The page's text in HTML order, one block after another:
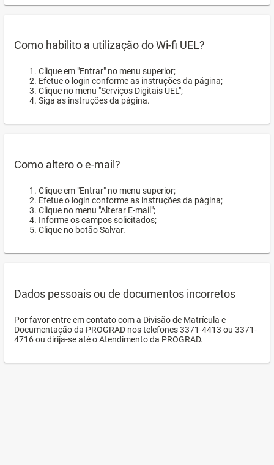
Como habilito a utilização do Wi-fi UEL?
Clique em "Entrar" no menu superior;
Efetue o login conforme as instruções da página;
Clique no menu "Serviços Digitais UEL";
Siga as instruções da página.
Como altero o e-mail?
Clique em "Entrar" no menu superior;
Efetue o login conforme as instruções da página;
Clique no menu "Alterar E-mail";
Informe os campos solicitados;
Clique no botão Salvar.
Dados pessoais ou de documentos incorretos
Por favor entre em contato com a Divisão de Matrícula e
Documentação da PROGRAD nos telefones 3371-4413 ou 3371-
4716 ou dirija-se até o Atendimento da PROGRAD.